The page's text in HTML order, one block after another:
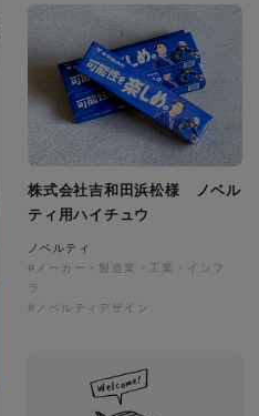
株式会社吉和田浜松様 ノベル
ティ用ハイチュウ
ノベルティ
#メーカー・製造業・工業・インフ
ラ
#ノベルティデザイン